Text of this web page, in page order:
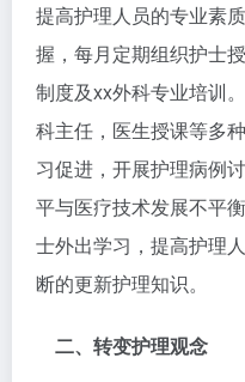
提高护理人员的专业素
握，每月定期组织护士
制度及xx外科专业培训
科主任，医生授课等多
习促进，开展护理病例
平与医疗技术发展不平
士外出学习，提高护理
断的更新护理知识。
二、转变护理观念